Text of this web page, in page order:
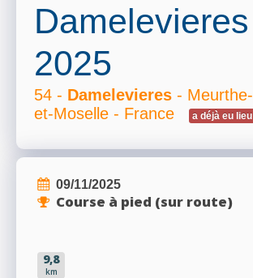
Damelevieres
2025
54 - Damelevieres - Meurthe-
et-Moselle - France
a déjà eu lieu
09/11/2025
Course à pied (sur route)
9,8
km